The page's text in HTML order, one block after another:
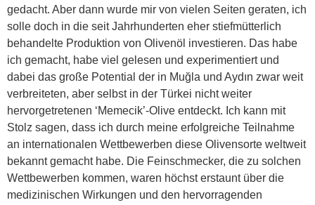
gedacht. Aber dann wurde mir von vielen Seiten geraten, ich
solle doch in die seit Jahrhunderten eher stiefmütterlich
behandelte Produktion von Olivenöl investieren. Das habe
ich gemacht, habe viel gelesen und experimentiert und
dabei das große Potential der in Muğla und Aydın zwar weit
verbreiteten, aber selbst in der Türkei nicht weiter
hervorgetretenen ‘Memecik’-Olive entdeckt. Ich kann mit
Stolz sagen, dass ich durch meine erfolgreiche Teilnahme
an internationalen Wettbewerben diese Olivensorte weltweit
bekannt gemacht habe. Die Feinschmecker, die zu solchen
Wettbewerben kommen, waren höchst erstaunt über die
medizinischen Wirkungen und den hervorragenden